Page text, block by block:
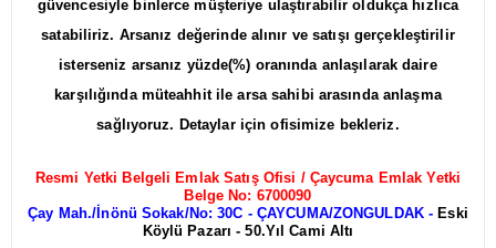
güvencesiyle binlerce müşteriye ulaştırabilir oldukça hızlıca
satabiliriz. Arsanız değerinde alınır ve satışı gerçekleştirilir
isterseniz arsanız yüzde(%) oranında anlaşılarak daire
karşılığında müteahhit ile arsa sahibi arasında anlaşma
sağlıyoruz. Detaylar için ofisimize bekleriz.
Resmi Yetki Belgeli Emlak Satış Ofisi / Çaycuma Emlak Yetki
Belge No: 6700090
Çay Mah./İnönü Sokak/No: 30C - ÇAYCUMA/ZONGULDAK -Eski
Köylü Pazarı - 50.Yıl Cami Altı